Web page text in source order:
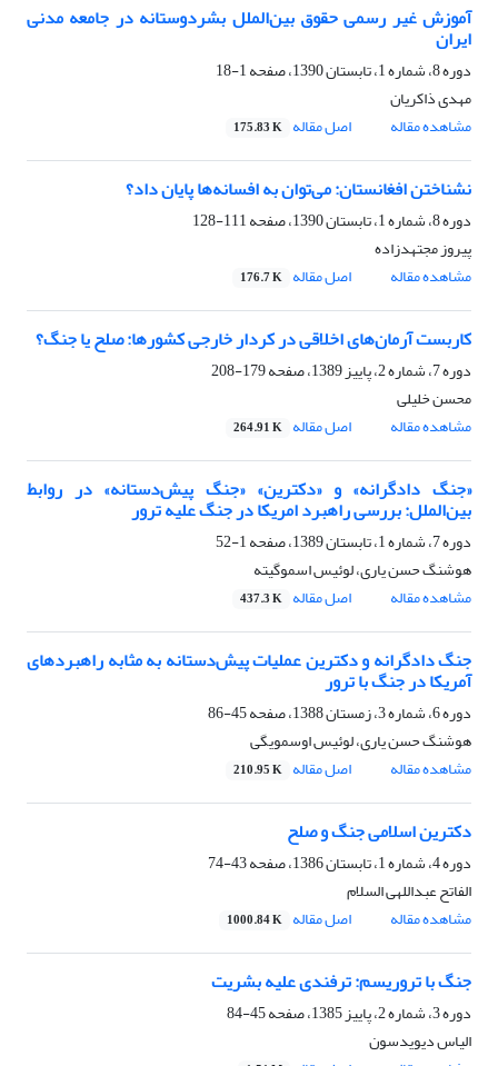
آموزش غیر رسمی حقوق بین‌الملل بشردوستانه در جامعه مدنی
ایران
دوره 8، شماره 1، تابستان 1390، صفحه
1-18
مهدی ذاکریان
مشاهده مقاله
اصل مقاله 175.83 K
نشناختن افغانستان: می‌توان به افسانه‌ها پایان داد؟
دوره 8، شماره 1، تابستان 1390، صفحه
111-128
پیروز مجتهدزاده
مشاهده مقاله
اصل مقاله 176.7 K
کاربست آرمان‌های اخلاقی در کردار خارجی کشورها: صلح یا جنگ؟
دوره 7، شماره 2، پاییز 1389، صفحه
179-208
محسن خلیلی
مشاهده مقاله
اصل مقاله 264.91 K
«جنگ دادگرانه» و «دکترین» «جنگ پیش‌دستانه» در روابط
بین‌الملل: بررسی راهبرد امریکا در جنگ علیه ترور
دوره 7، شماره 1، تابستان 1389، صفحه
1-52
هوشنگ حسن یاری، لوئیس اسموگیته
مشاهده مقاله
اصل مقاله 437.3 K
جنگ دادگرانه و دکترین عملیات پیش‌دستانه به مثابه راهبردهای
آمریکا در جنگ با ترور
دوره 6، شماره 3، زمستان 1388، صفحه
45-86
هوشنگ حسن یاری، لوئیس اوسمویگی
مشاهده مقاله
اصل مقاله 210.95 K
دکترین اسلامی جنگ و صلح
دوره 4، شماره 1، تابستان 1386، صفحه
43-74
الفاتح عبداللهی السلام
مشاهده مقاله
اصل مقاله 1000.84 K
جنگ با تروریسم: ترفندی علیه بشریت
دوره 3، شماره 2، پاییز 1385، صفحه
45-84
الیاس دیویدسون